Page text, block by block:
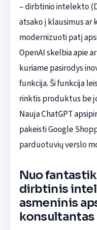
– dirbtinio intelekto
atsako į klausimus
modernizuoti patį
OpenAI skelbia apie
kuriame pasirodys
funkcija. Ši funkcija
rinktis produktus be
Nauja ChatGPT
pakeisti Google
parduotuvių verslo
Nuo
dirbtinis
asmeninis
konsultantas